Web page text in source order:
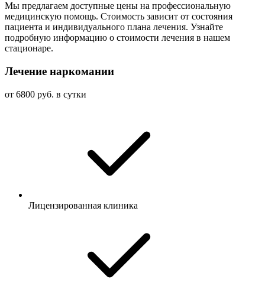
Мы предлагаем доступные цены на профессиональную
медицинскую помощь. Стоимость зависит от состояния
пациента и индивидуального плана лечения. Узнайте
подробную информацию о стоимости лечения в нашем
стационаре.
Лечение наркомании
от 6800 руб. в сутки
Лицензированная клиника